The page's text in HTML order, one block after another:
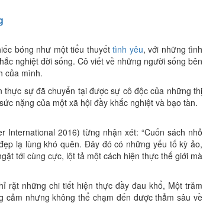
bóng như một tiểu thuyếttình yêu, với những tình
nghiệt đời sống. Cô viết về những người sống bên
của mình.
thực sự đã chuyển tại được sự cô độc của những thị
nặng của một xã hội đầy khắc nghiệt và bạo tàn.
International 2016) từng nhận xét: “Cuốn sách nhỏ
lạ lùng khó quên. Đây đó có những yếu tố kỳ ảo,
tới cùng cực, lột tả một cách hiện thực thế giới mà
rặt những chi tiết hiện thực đầy đau khổ, Một trăm
cảm nhưng không thể chạm đến được thẳm sâu về